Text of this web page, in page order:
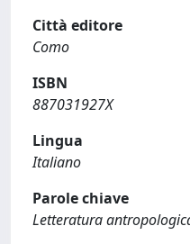
Città editore
Como
ISBN
887031927X
Lingua
Italiano
Parole chiave
Letteratura